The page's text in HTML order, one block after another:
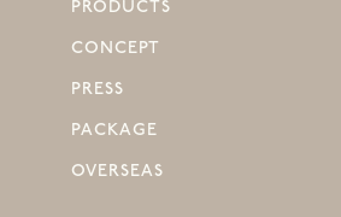
PRODUCTS
CONCEPT
PRESS
PACKAGE
OVERSEAS